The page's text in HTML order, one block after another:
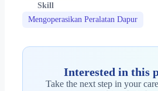
Skill
Mengoperasikan Peralatan Dapur
Interested in this
Take the next step in your